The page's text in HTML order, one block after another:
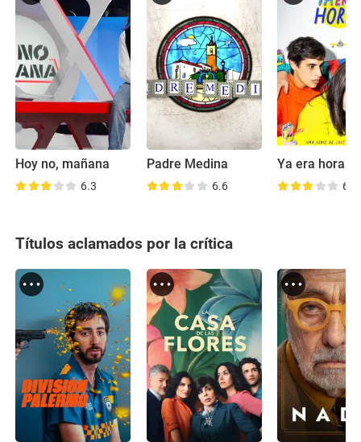
Hoy no, mañana
6.3
Padre Medina
6.6
Ya era hora
6.5
Títulos aclamados por la crítica